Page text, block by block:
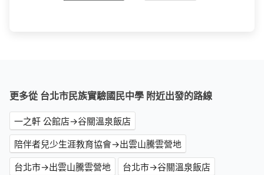
更多從 台北市民族實驗國民中學 附近出發的路線
一之軒 公館店→谷關溫泉飯店
陪伴者兒少生涯教育協會→出雲山騰雲營地
台北市→出雲山騰雲營地
台北市→谷關溫泉飯店